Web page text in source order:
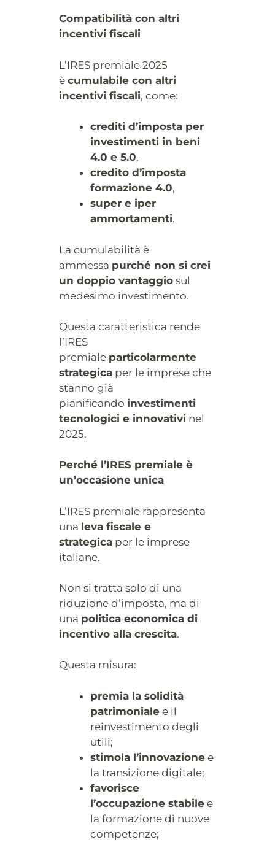
Compatibilità con altri
incentivi fiscali
L’IRES premiale 2025
è cumulabile con altri
incentivi fiscali, come:
crediti d’imposta per
investimenti in beni
4.0 e 5.0,
credito d’imposta
formazione 4.0,
super e iper
ammortamenti.
La cumulabilità è
ammessa purché non si crei
un doppio vantaggiosul
medesimo investimento.
Questa caratteristica rende
l’IRES
premiale particolarmente
strategicaper le imprese che
stanno già
pianificando investimenti
tecnologici e innovativi nel
2025.
Perché l’IRES premiale è
un’occasione unica
L’IRES premiale rappresenta
una leva fiscale e
strategicaper le imprese
italiane.
Non si tratta solo di una
riduzione d’imposta, ma di
una politica economica di
incentivo alla crescita.
Questa misura:
premia la solidità
patrimonialee il
reinvestimento degli
utili;
stimola l’innovazionee
la transizione digitale;
favorisce
l’occupazione stabilee
la formazione di nuove
competenze;